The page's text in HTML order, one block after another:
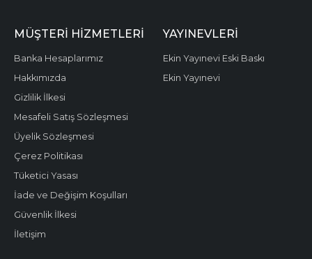
MÜŞTERI HIZMETLERI
Banka Hesaplarımız
Hakkımızda
Gizlilik İlkesi
Mesafeli Satış Sözleşmesi
Üyelik Sözleşmesi
Çerez Politikası
Tüketici Yasası
İade ve Değişim Koşulları
Güvenlik İlkesi
İletişim
YAYINEVLERI
Ekin Yayınevi Eski Baskı
Ekin Yayınevi